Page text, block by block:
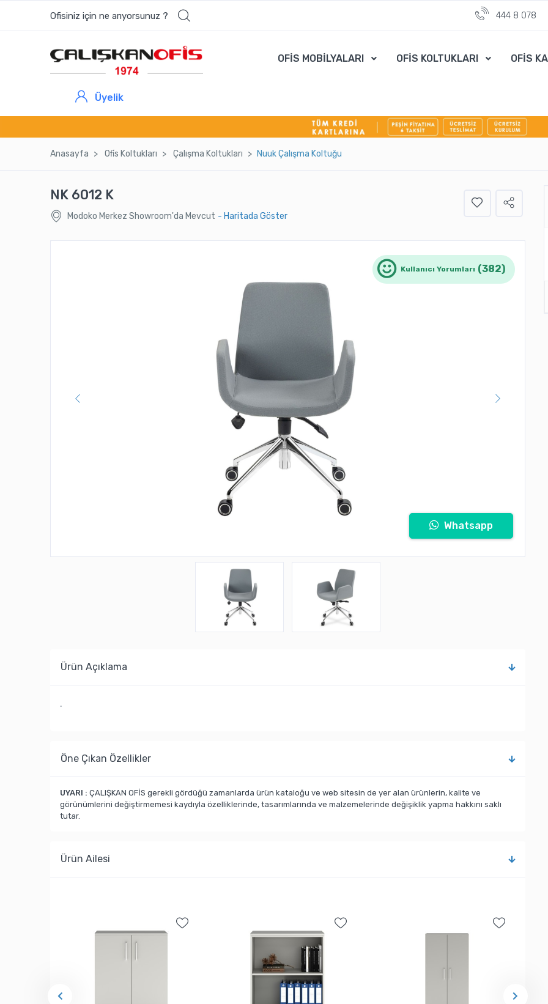
Ofisiniz için ne arıyorsunuz ?
En çok aranan ürünler
180 4KPK
UÇA ÇALIŞMA KOLTUĞU
TWİX DOLAP
444 8 078
OFİS MOBİLYALARI OFİS KOLTUKLARI OFİS
Üyelik
Anasayfa Ofi̇s Koltukları Çalışma Koltukları Nuuk Çalışma Koltuğu
NK 6012 K
Modoko Merkez Showroom'da Mevcut - Haritada Göster
Kullanıcı Yorumları (382)
Whatsapp
Ürün Açıklama
.
Öne Çıkan Özellikler
UYARI : ÇALIŞKAN OFİS gerekli gördüğü zamanlarda ürün kataloğu ve web sitesin de yer alan ürünlerin, kalite ve
görünümlerini değiştirmemesi kaydıyla özelliklerinde, tasarımlarında ve malzemelerinde değişiklik yapma hakkını saklı
tutar.
Ürün Ailesi